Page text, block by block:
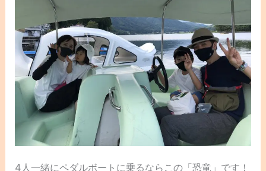
4人一緒にペダルボートに乗るならこの「恐竜」です！